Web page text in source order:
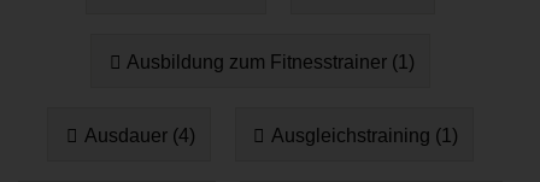
Ausbildung zum Fitnesstrainer (1)
Ausdauer (4) Ausgleichstraining (1)